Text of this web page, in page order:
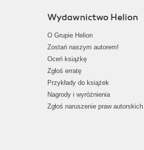
Wydawnictwo Helion
O Grupie Helion
Zostań naszym autorem!
Oceń książkę
Zgłoś erratę
Przykłady do książek
Nagrody i wyróżnienia
Zgłoś naruszenie praw autorskich